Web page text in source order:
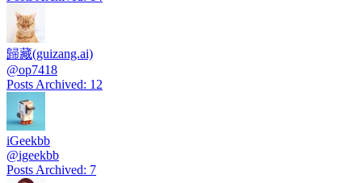
歸藏(guizang.ai)
@op7418
Posts Archived: 12
iGeekbb
@igeekbb
Posts Archived: 7